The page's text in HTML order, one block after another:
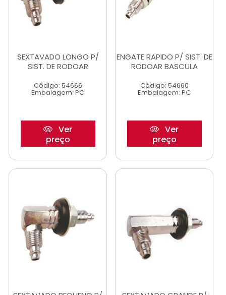
SEXTAVADO LONGO P/
SIST. DE RODOAR
Código: 54666
Embalagem: PC
Ver
preço
ENGATE RAPIDO P/ SIST. DE
RODOAR BASCULA
Código: 54660
Embalagem: PC
Ver
preço